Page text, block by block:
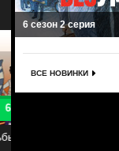
6 сезон 2 серия
ВСЕ НОВИНКИ